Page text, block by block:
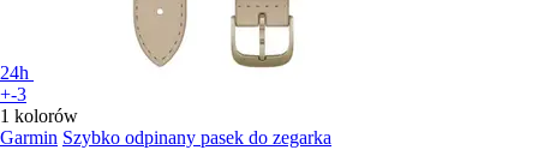
24h
+-3
1 kolorów
Garmin Szybko odpinany pasek do zegarka